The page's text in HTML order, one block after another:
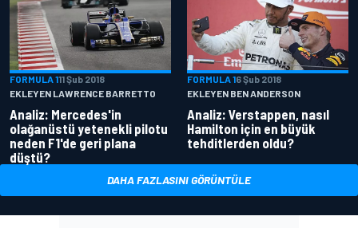
FORMULA 111 Şub 2018
EKLEYEN LAWRENCE BARRETTO
Analiz: Mercedes'in
olağanüstü yetenekli pilotu
neden F1'de geri plana
düştü?
FORMULA 16 Şub 2018
EKLEYEN BEN ANDERSON
Analiz: Verstappen, nasıl
Hamilton için en büyük
tehditlerden oldu?
DAHA FAZLASINI GÖRÜNTÜLE